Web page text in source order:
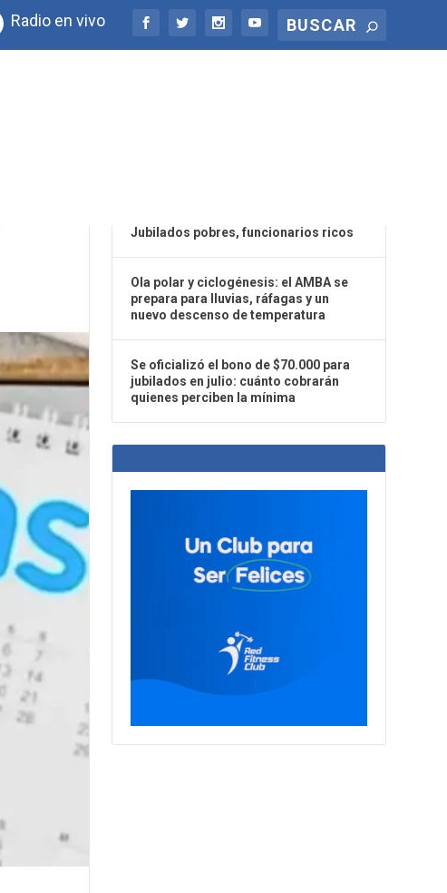
Radio en vivo
Jubilados pobres, funcionarios ricos
Ola polar y ciclogénesis: el AMBA se
prepara para lluvias, ráfagas y un
nuevo descenso de temperatura
Se oficializó el bono de $70.000 para
jubilados en julio: cuánto cobrarán
quienes perciben la mínima